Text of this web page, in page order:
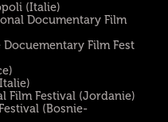
(Italie)
Documentary Film
Film Fest
Film Festival (Jordanie)
(Bosnie-